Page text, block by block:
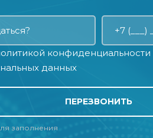
конфиденциальности
данных
ПЕРЕЗВОНИТЬ
заполнения